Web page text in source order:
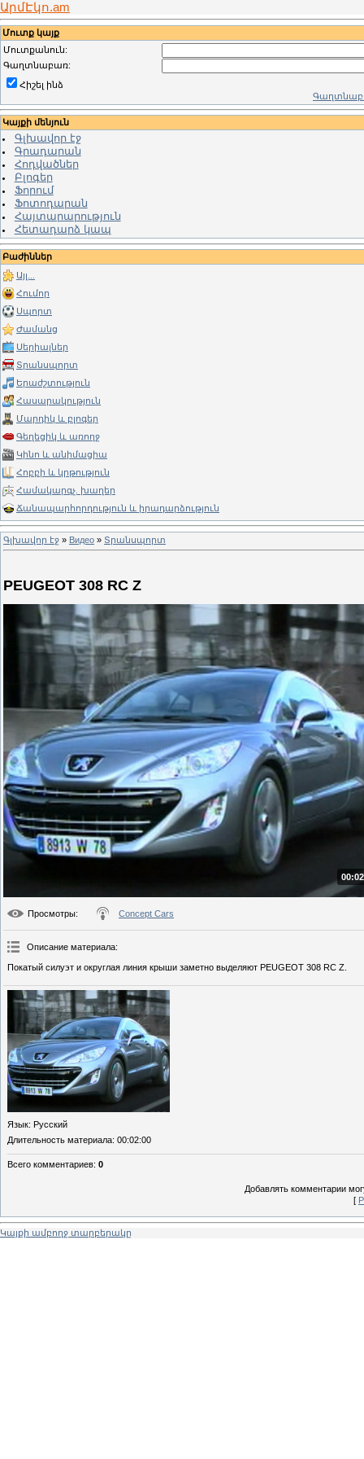
ԱրմԷկո.am
Մուտք կայք
Մուտքանուն:
Գաղտնաբառ:
Հիշել ինձ
Կայքի մենյուն
Գլխավոր էջ
Գրադարան
Հոդվածներ
Բլոգեր
Ֆորում
Ֆոտոդարան
Հայտարարություն
Հետադարձ կապ
Բաժիններ
Այլ...
Հումոր
Սպորտ
Ժամանց
Սերիալներ
Տրանսպորտ
Երաժշտություն
Հասարակություն
Մարդիկ և բլոգեր
Գեղեցիկ և առողջ
Կինո և անիմացիա
Հոբբի և կրթություն
Համակարգչ. խաղեր
Ճանապարհորդություն և իրադարձություն
Գլխավոր էջ » Видео » Տրանսպորտ
PEUGEOT 308 RC Z
Просмотры: Concept Cars
Описание материала:
Покатый силуэт и округлая линия крыши заметно выделяют PEUGEOT 308 RC Z.
Язык: Русский
Длительность материала: 00:02:00
Всего комментариев: 0
Добавлять комментарии
[
Կայքի ամբողջ տարբերակը